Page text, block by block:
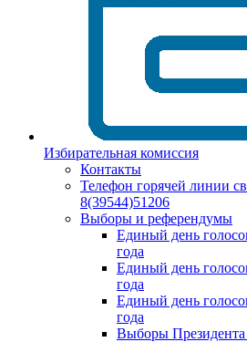
Избирательная комиссия
Контакты
Телефон горячей линии
8(39544)51206
Выборы и референдумы
Единый день
года
Единый день
года
Единый день
года
Выборы Президента